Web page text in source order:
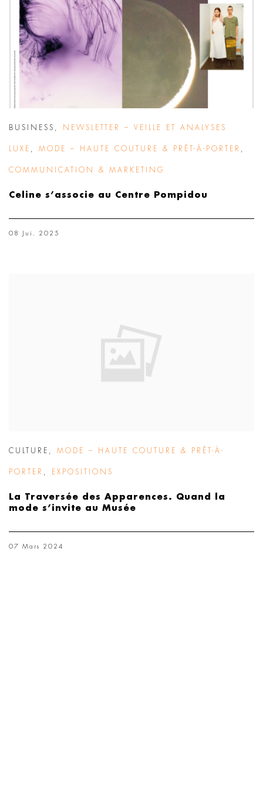
BUSINESS NEWSLETTER – VEILLE ET ANALYSES
LUXE MODE – HAUTE COUTURE & PRÊT-À-PORTER
COMMUNICATION & MARKETING
Celine s’associe au Centre Pompidou
08 Jui. 2025
CULTURE MODE – HAUTE COUTURE & PRÊT-À-
PORTER EXPOSITIONS
La Traversée des Apparences. Quand la
mode s’invite au Musée
07 Mars 2024